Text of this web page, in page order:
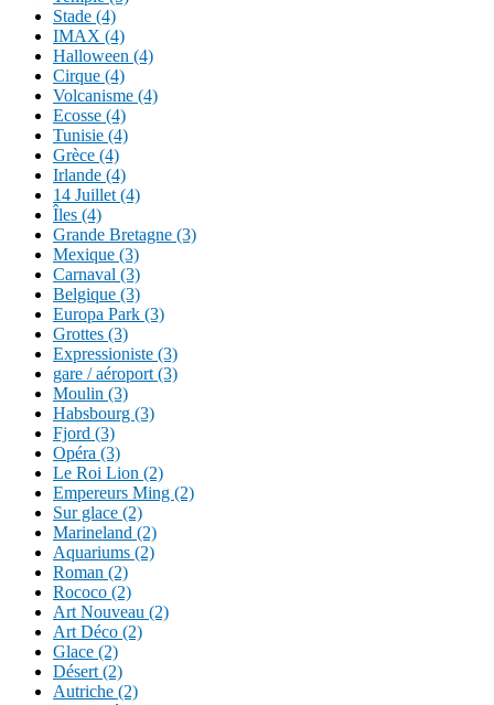
Stade (4)
IMAX (4)
Halloween (4)
Cirque (4)
Volcanisme (4)
Ecosse (4)
Tunisie (4)
Grèce (4)
Irlande (4)
14 Juillet (4)
Îles (4)
Grande Bretagne (3)
Mexique (3)
Carnaval (3)
Belgique (3)
Europa Park (3)
Grottes (3)
Expressioniste (3)
gare / aéroport (3)
Moulin (3)
Habsbourg (3)
Fjord (3)
Opéra (3)
Le Roi Lion (2)
Empereurs Ming (2)
Sur glace (2)
Marineland (2)
Aquariums (2)
Roman (2)
Rococo (2)
Art Nouveau (2)
Art Déco (2)
Glace (2)
Désert (2)
Autriche (2)